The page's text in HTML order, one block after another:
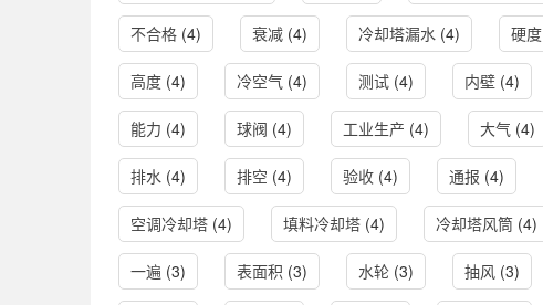
不合格 (4) 衰减 (4) 冷却塔漏水 (4) 硬度
高度 (4) 冷空气 (4) 测试 (4) 内壁 (4)
能力 (4) 球阀 (4) 工业生产 (4) 大气 (4)
排水 (4) 排空 (4) 验收 (4) 通报 (4)
空调冷却塔 (4) 填料冷却塔 (4) 冷却塔风筒 (4)
一遍 (3) 表面积 (3) 水轮 (3) 抽风 (3)